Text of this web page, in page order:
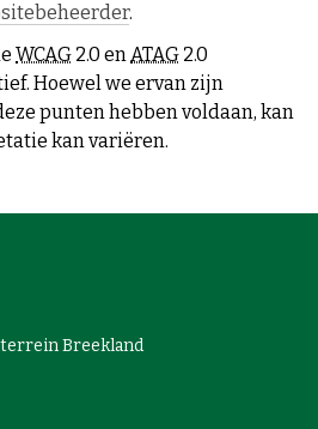
.
WCAG 2.0 en ATAG 2.0
Hoewel we ervan zijn
punten hebben voldaan, kan
kan variëren.
Breekland